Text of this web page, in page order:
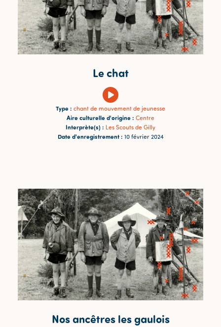
Le chat
Type : chant de mouvement de jeunesse
Aire culturelle d'origine : Centre
Interprète(s) : Les Scouts de Gilly
Date d'enregistrement : 10 février 2024
Nos ancêtres les gaulois